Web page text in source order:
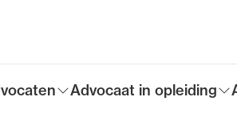
voorToon submenu voor
Advocaat in opleiding